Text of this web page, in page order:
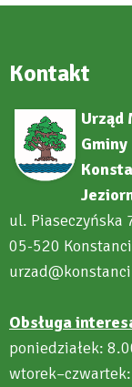
Kontakt
Urząd
Gminy
ul. Piaseczyńska
05-520
Obsługa
poniedziałek: